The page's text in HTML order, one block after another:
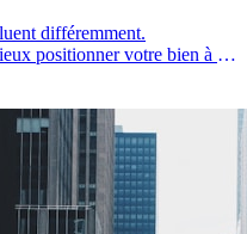
différemment.
positionner votre bien à la